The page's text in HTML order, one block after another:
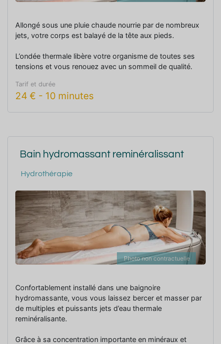
Allongé sous une pluie chaude nourrie par de nombreux
jets, votre corps est balayé de la tête aux pieds.
L’ondée thermale libère votre organisme de toutes ses
tensions et vous renouez avec un sommeil de qualité.
Tarif et durée
24 € - 10 minutes
Bain hydromassant reminéralissant
Hydrothérapie
Photo non contractuelle
Confortablement installé dans une baignoire
hydromassante, vous vous laissez bercer et masser par
de multiples et puissants jets d’eau thermale
reminéralisante.
Grâce à sa concentration importante en minéraux et